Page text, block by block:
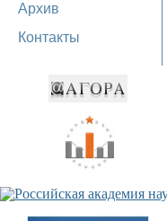
Архив
Контакты